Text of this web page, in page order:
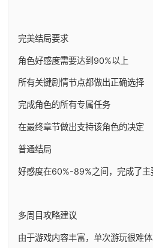
完美结局要求
角色好感度需要达到90%以上
所有关键剧情节点都做出正确选择
完成角色的所有专属任务
在最终章节做出支持该角色的决定
普通结局
好感度在60%-89%之间，完成了主
多周目攻略建议
由于游戏内容丰富，单次游玩很难